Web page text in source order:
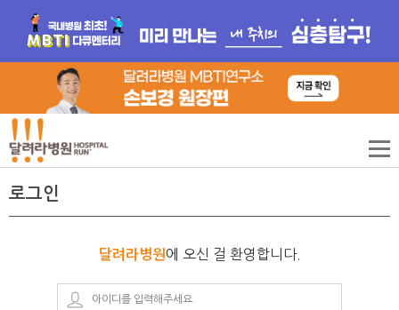
로그인
달려라병원 에 오신 걸 환영합니다.